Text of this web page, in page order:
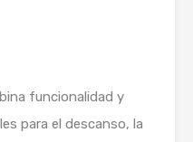
funcionalidad y
para el descanso, la